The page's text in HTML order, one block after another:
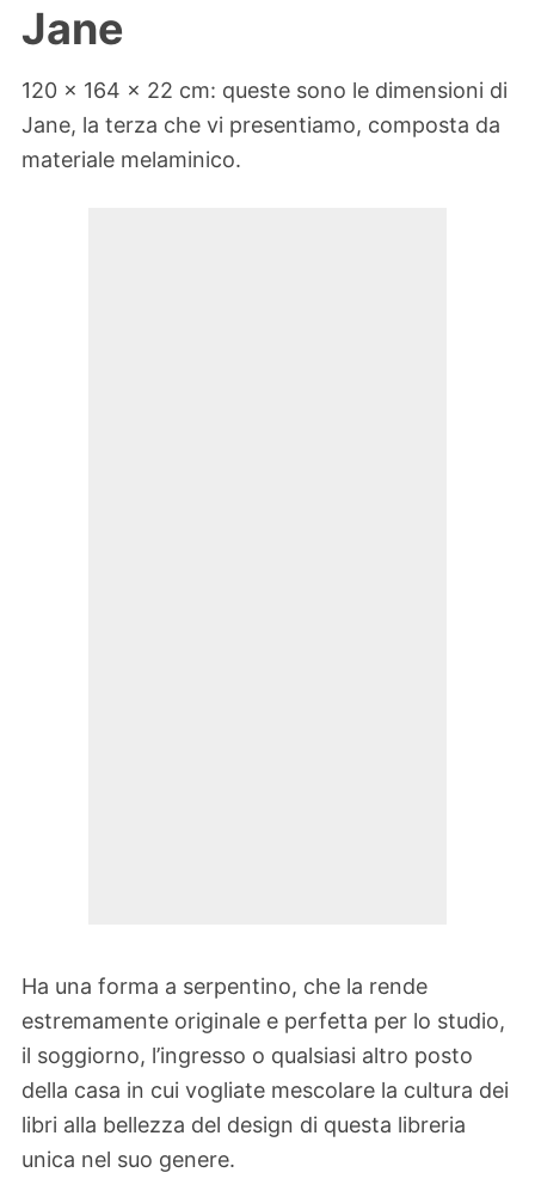
Jane
120 x 164 x 22 cm: queste sono le dimensioni di
Jane, la terza che vi presentiamo, composta da
materiale melaminico.
Ha una forma a serpentino, che la rende
estremamente originale e perfetta per lo studio,
il soggiorno, l’ingresso o qualsiasi altro posto
della casa in cui vogliate mescolare la cultura dei
libri alla bellezza del design di questa libreria
unica nel suo genere.